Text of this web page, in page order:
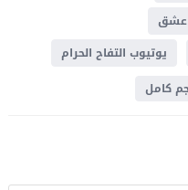
عشق
يوتيوب التفاح الحرام
كامل